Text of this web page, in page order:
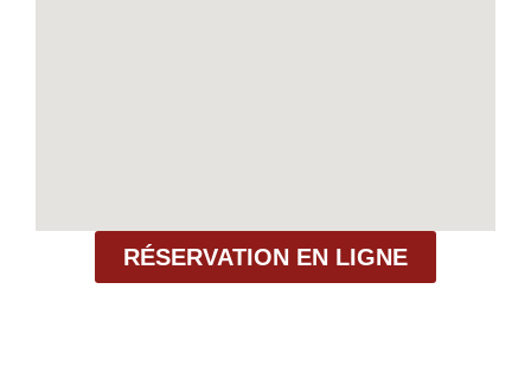
RÉSERVATION EN LIGNE